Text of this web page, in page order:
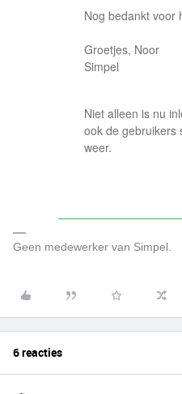
Nog bedankt voor
Groetjes, Noor
Simpel
Niet alleen is nu
ook de gebruikers
weer.
Geen medewerker van Simpel.
6 reacties